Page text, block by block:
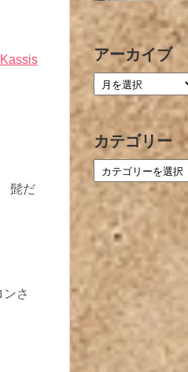
Kassis
髭だ
さ
アーカイブ
カテゴリー